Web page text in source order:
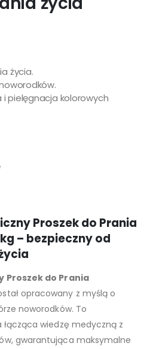
życia.
pielęgnacja kolorowych
Proszek do Prania
– bezpieczny od
Proszek do Prania
opracowany z myślą o
noworodków. To
wiedzę medyczną z
gwarantująca maksymalne